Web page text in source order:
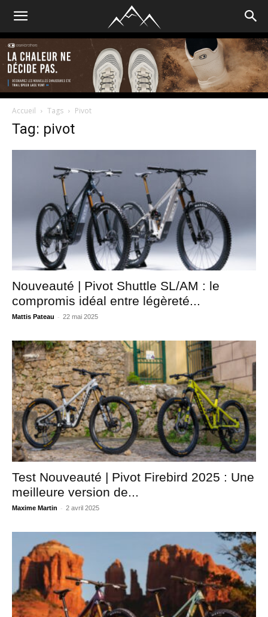
Accueil Tags Pivot
Tag: pivot
Nouveauté | Pivot Shuttle SL/AM : le
compromis idéal entre légèreté...
Mattis Pateau - 22 mai 2025
Test Nouveauté | Pivot Firebird 2025 : Une
meilleure version de...
Maxime Martin - 2 avril 2025